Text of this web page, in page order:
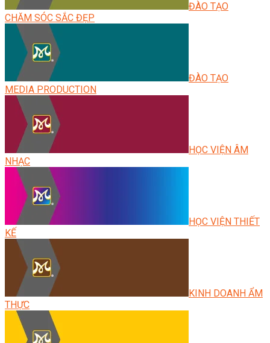
ĐÀO TẠO
CHĂM SÓC SẮC ĐẸP
ĐÀO TẠO
MEDIA PRODUCTION
HỌC VIỆN ÂM
NHẠC
HỌC VIỆN THIẾT
KẾ
KINH DOANH ẨM
THỰC